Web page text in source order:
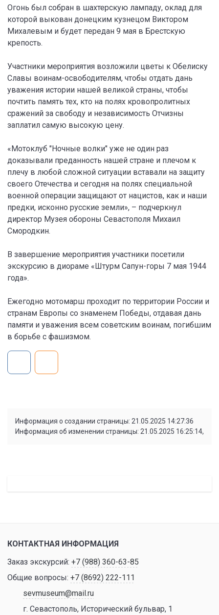
Огонь был собран в шахтерскую лампаду, оклад для
которой выкован донецким кузнецом Виктором
Михалевым и будет передан 9 мая в Брестскую
крепость.
Участники мероприятия возложили цветы к Обелиску
Славы воинам-освободителям, чтобы отдать дань
уважения истории нашей великой страны, чтобы
почтить память тех, кто на полях кровопролитных
сражений за свободу и независимость Отчизны
заплатил самую высокую цену.
«Мотоклуб "Ночные волки" уже не один раз
доказывали преданность нашей стране и плечом к
плечу в любой сложной ситуации вставали на защиту
своего Отечества и сегодня на полях специальной
военной операции защищают от нацистов, как и наши
предки, исконно русские земли», – подчеркнул
директор Музея обороны Севастополя Михаил
Смородкин.
В завершение мероприятия участники посетили
экскурсию в диораме «Штурм Сапун-горы 7 мая 1944
года».
Ежегодно мотомарш проходит по территории России и
странам Европы со знаменем Победы, отдавая дань
памяти и уважения всем советским воинам, погибшим
в борьбе с фашизмом.
Информация о создании страницы: 21.05.2025 14:27:36
Информация об изменении страницы: 21.05.2025 16:25:14,
КОНТАКТНАЯ ИНФОРМАЦИЯ
Заказ экскурсий: +7 (988) 360-63-85
Общие вопросы: +7 (8692) 222-111
sevmuseum@mail.ru
г. Севастополь, Исторический бульвар, 1